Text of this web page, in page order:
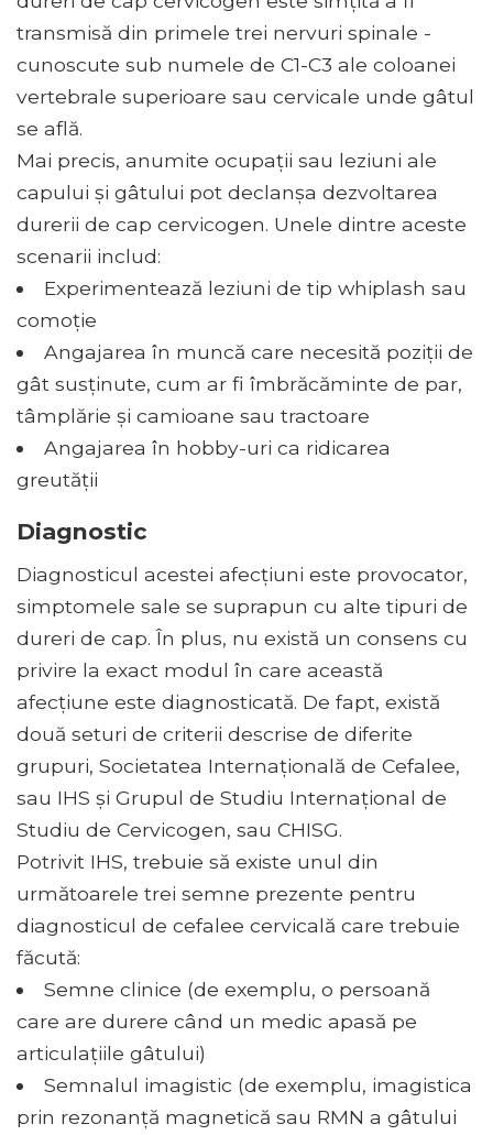
transmisă din primele trei nervuri spinale -
cunoscute sub numele de C1-C3 ale coloanei
vertebrale superioare sau cervicale unde gâtul
se află.
Mai precis, anumite ocupații sau leziuni ale
capului și gâtului pot declanșa dezvoltarea
durerii de cap cervicogen. Unele dintre aceste
scenarii includ:
Experimentează leziuni de tip whiplash sau
comoție
Angajarea în muncă care necesită poziții de
gât susținute, cum ar fi îmbrăcăminte de par,
tâmplărie și camioane sau tractoare
Angajarea în hobby-uri ca ridicarea
greutății
Diagnostic
Diagnosticul acestei afecțiuni este provocator,
simptomele sale se suprapun cu alte tipuri de
dureri de cap. În plus, nu există un consens cu
privire la exact modul în care această
afecțiune este diagnosticată. De fapt, există
două seturi de criterii descrise de diferite
grupuri, Societatea Internațională de Cefalee,
sau IHS și Grupul de Studiu Internațional de
Studiu de Cervicogen, sau CHISG.
Potrivit IHS, trebuie să existe unul din
următoarele trei semne prezente pentru
diagnosticul de cefalee cervicală care trebuie
făcută:
Semne clinice (de exemplu, o persoană
care are durere când un medic apasă pe
articulațiile gâtului)
Semnalul imagistic (de exemplu, imagistica
prin rezonanță magnetică sau RMN a gâtului